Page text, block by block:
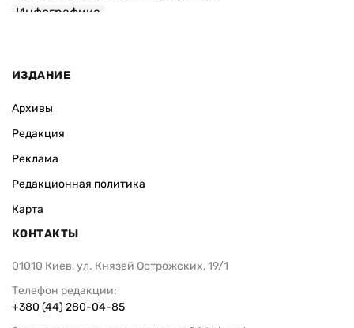
Инфографика
ИЗДАНИЕ
Архивы
Редакция
Реклама
Редакционная политика
Карта
КОНТАКТЫ
01010 Киев, ул. Князей Острожских, 19/1
Телефон редакции:
+380 (44) 280-04-85